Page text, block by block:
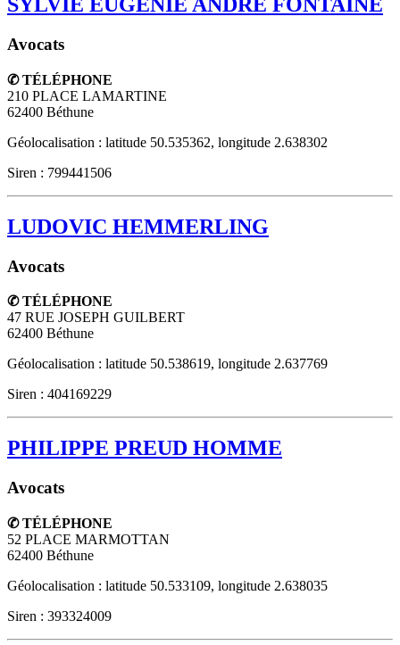
SYLVIE EUGENIE ANDRE FONTAINE
Avocats
✆ TÉLÉPHONE
210 PLACE LAMARTINE
62400 Béthune
Géolocalisation : latitude 50.535362, longitude 2.638302
Siren : 799441506
LUDOVIC HEMMERLING
Avocats
✆ TÉLÉPHONE
47 RUE JOSEPH GUILBERT
62400 Béthune
Géolocalisation : latitude 50.538619, longitude 2.637769
Siren : 404169229
PHILIPPE PREUD HOMME
Avocats
✆ TÉLÉPHONE
52 PLACE MARMOTTAN
62400 Béthune
Géolocalisation : latitude 50.533109, longitude 2.638035
Siren : 393324009